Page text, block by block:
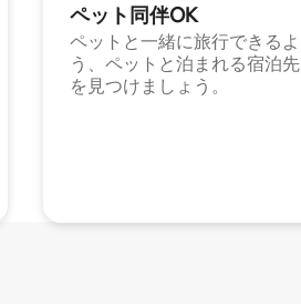
ペット同⁠伴OK
ペットと一緒に旅行できるよ
う、ペットと泊まれる宿泊先
を見つけましょう。